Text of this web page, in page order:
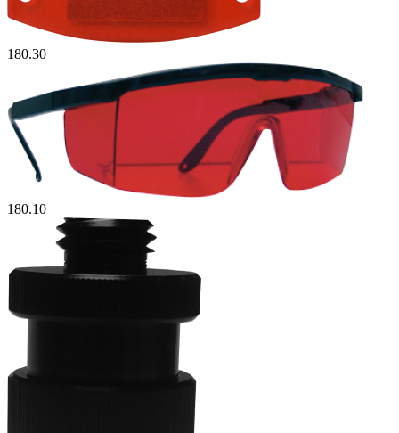
180.30
180.10